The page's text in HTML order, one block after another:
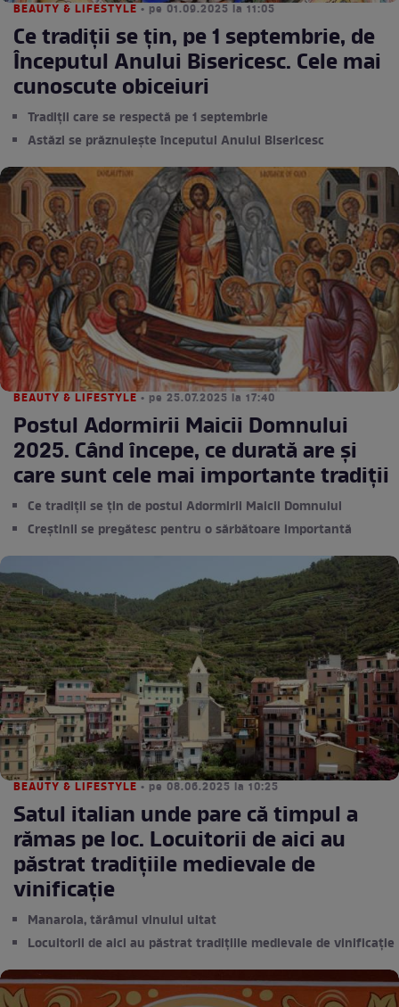
BEAUTY & LIFESTYLE • pe 01.09.2025 la 11:05
Ce tradiții se țin, pe 1 septembrie, de
Începutul Anului Bisericesc. Cele mai
cunoscute obiceiuri
Tradiții care se respectă pe 1 septembrie
Astăzi se prăznuiește începutul Anului Bisericesc
BEAUTY & LIFESTYLE • pe 25.07.2025 la 17:40
Postul Adormirii Maicii Domnului
2025. Când începe, ce durată are și
care sunt cele mai importante tradiții
Ce tradiții se țin de postul Adormirii Maicii Domnului
Creștinii se pregătesc pentru o sărbătoare importantă
BEAUTY & LIFESTYLE • pe 08.06.2025 la 10:25
Satul italian unde pare că timpul a
rămas pe loc. Locuitorii de aici au
păstrat tradițiile medievale de
vinificație
Manarola, tărâmul vinului uitat
Locuitorii de aici au păstrat tradițiile medievale de vinificație